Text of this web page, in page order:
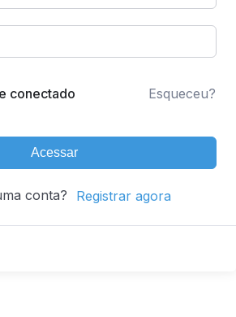
conectado Esqueceu?
Acessar
conta? Registrar agora